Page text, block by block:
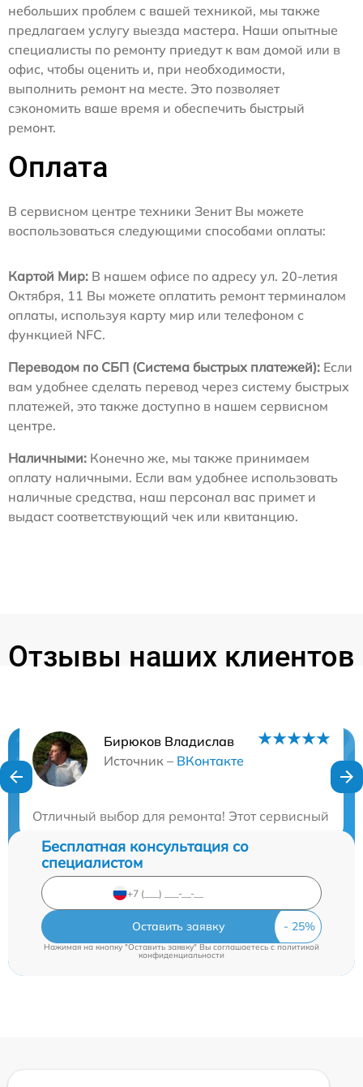
небольших проблем с вашей техникой, мы также
предлагаем услугу выезда мастера. Наши опытные
специалисты по ремонту приедут к вам домой или в
офис, чтобы оценить и, при необходимости,
выполнить ремонт на месте. Это позволяет
сэкономить ваше время и обеспечить быстрый
ремонт.
Оплата
В сервисном центре техники Зенит Вы можете
воспользоваться следующими способами оплаты:
Картой Мир: В нашем офисе по адресу ул. 20-летия
Октября, 11 Вы можете оплатить ремонт терминалом
оплаты, используя карту мир или телефоном с
функцией NFC.
Переводом по СБП (Система быстрых платежей): Если
вам удобнее сделать перевод через систему быстрых
платежей, это также доступно в нашем сервисном
центре.
Наличными: Конечно же, мы также принимаем
оплату наличными. Если вам удобнее использовать
наличные средства, наш персонал вас примет и
выдаст соответствующий чек или квитанцию.
Отзывы наших клиентов
Бирюков Владислав
Источник – ВКонтакте
Отличный выбор для ремонта! Этот сервисный
Нужна консультация?
Бесплатная консультация со
специалистом
Оставить заявку
Нажимая на кнопку "Оставить заявку" Вы соглашаетесь cполитикой
конфиденциальности